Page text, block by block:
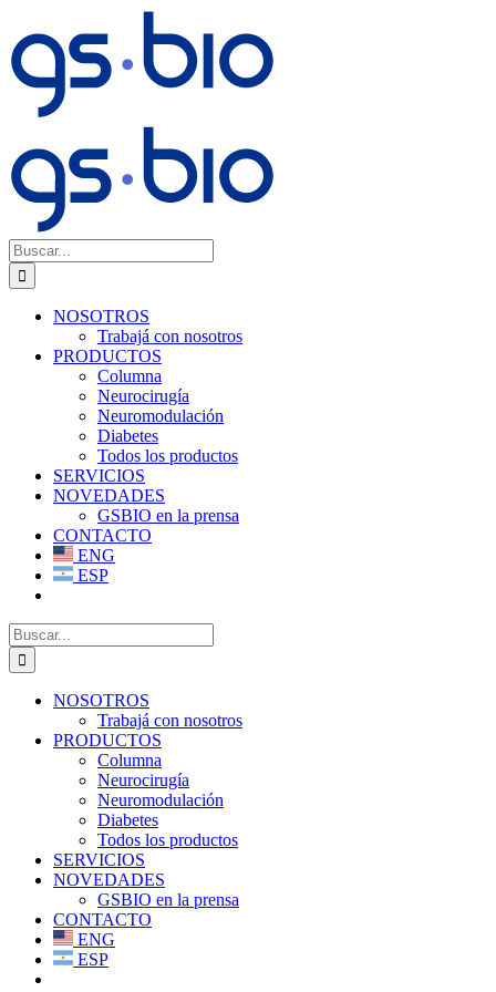
al
contenido
Buscar:
NOSOTROS
Trabajá con nosotros
PRODUCTOS
Columna
Neurocirugía
Neuromodulación
Diabetes
Todos los productos
SERVICIOS
NOVEDADES
GSBIO en la prensa
CONTACTO
ENG
ESP
Buscar:
NOSOTROS
Trabajá con nosotros
PRODUCTOS
Columna
Neurocirugía
Neuromodulación
Diabetes
Todos los productos
SERVICIOS
NOVEDADES
GSBIO en la prensa
CONTACTO
ENG
ESP